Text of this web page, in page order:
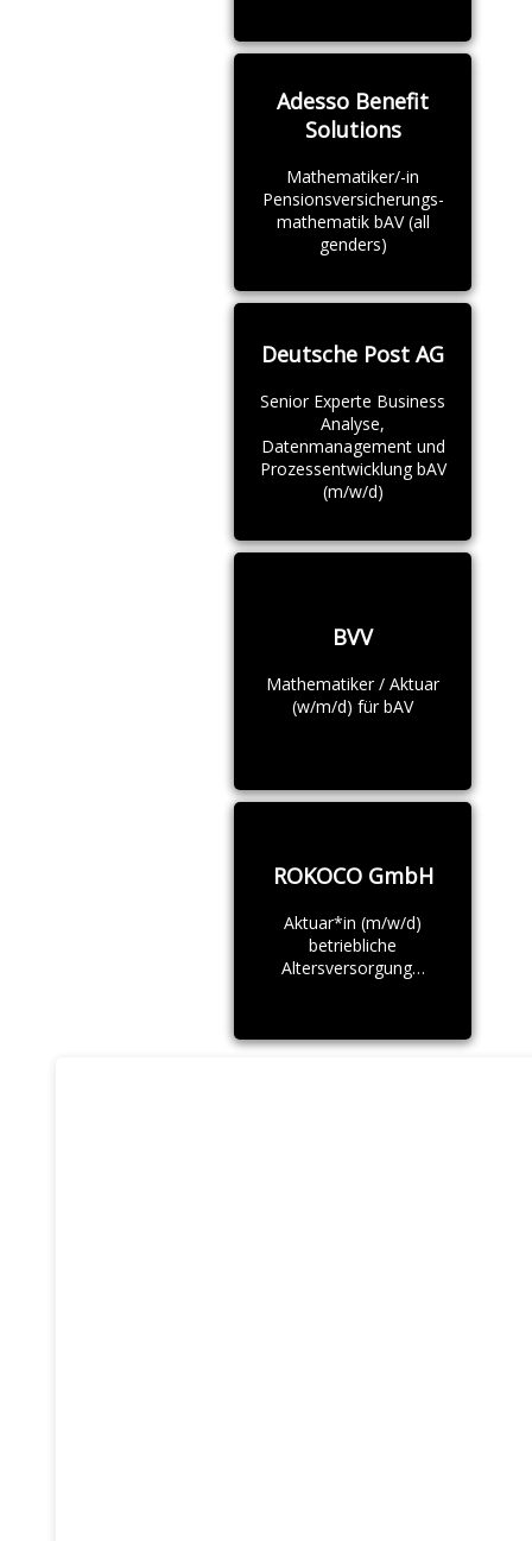
Adesso Benefit
Solutions
Mathematiker/-in
Pensionsversicherungs-
mathematik bAV (all
genders)
Deutsche Post AG
Senior Experte Business
Analyse,
Datenmanagement und
Prozessentwicklung bAV
(m/w/d)
BVV
Mathematiker / Aktuar
(w/m/d) für bAV
ROKOCO GmbH
Aktuar*in (m/w/d)
betriebliche
Altersversorgung…